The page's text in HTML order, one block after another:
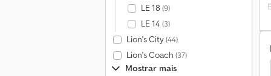
LE 18 (9)
LE 14(3)
Lion's City(44)
Lion's Coach (37)
Mostrar mais
Iveco Camião Plataforma Ford Camião Plataforma